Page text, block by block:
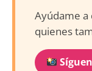
Ayúdame a
quienes